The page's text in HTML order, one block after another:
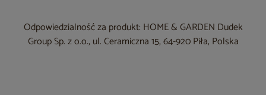
Odpowiedzialność za produkt: HOME & GARDEN Dudek
Group Sp. z o.o., ul. Ceramiczna 15, 64-920 Piła, Polska